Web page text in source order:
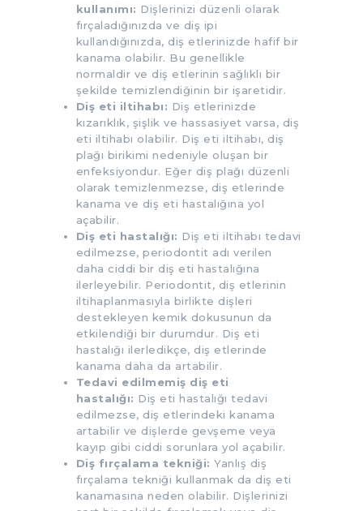
kullanımı: Dişlerinizi düzenli olarak
fırçaladığınızda ve diş ipi
kullandığınızda, diş etlerinizde hafif bir
kanama olabilir. Bu genellikle
normaldir ve diş etlerinin sağlıklı bir
şekilde temizlendiğinin bir işaretidir.
Diş eti iltihabı: Diş etlerinizde
kızarıklık, şişlik ve hassasiyet varsa, diş
eti iltihabı olabilir. Diş eti iltihabı, diş
plağı birikimi nedeniyle oluşan bir
enfeksiyondur. Eğer diş plağı düzenli
olarak temizlenmezse, diş etlerinde
kanama ve diş eti hastalığına yol
açabilir.
Diş eti hastalığı: Diş eti iltihabı tedavi
edilmezse, periodontit adı verilen
daha ciddi bir diş eti hastalığına
ilerleyebilir. Periodontit, diş etlerinin
iltihaplanmasıyla birlikte dişleri
destekleyen kemik dokusunun da
etkilendiği bir durumdur. Diş eti
hastalığı ilerledikçe, diş etlerinde
kanama daha da artabilir.
Tedavi edilmemiş diş eti
hastalığı: Diş eti hastalığı tedavi
edilmezse, diş etlerindeki kanama
artabilir ve dişlerde gevşeme veya
kayıp gibi ciddi sorunlara yol açabilir.
Diş fırçalama tekniği: Yanlış diş
fırçalama tekniği kullanmak da diş eti
kanamasına neden olabilir. Dişlerinizi